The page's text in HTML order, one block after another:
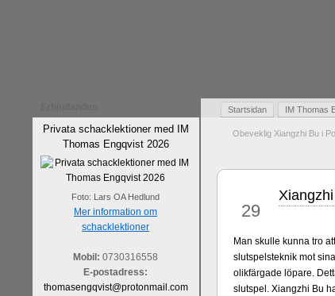
Privata schacklektioner med IM
Thomas Engqvist 2026
Foto: Lars OA Hedlund
Mer information om
schacklektioner
Mobil: 0730316558
E-postadress:
thomasengqvist@protonmail.com
Startsidan IM Thomas
Obeveklig Xiangzhi Bu i
29
Man skulle kunna tro
slutspelsteknik mot
olikfärgade löpare.
slutspel. Xiangzhi Bu